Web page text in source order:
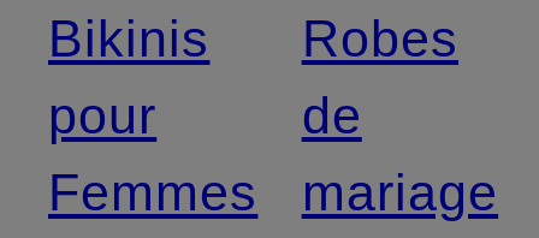
Bikinis
pour
Femmes
Robes
de
mariage